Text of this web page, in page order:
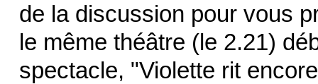
de la discussion pour vous
le même théâtre (le 2.21)
spectacle, "Violette rit